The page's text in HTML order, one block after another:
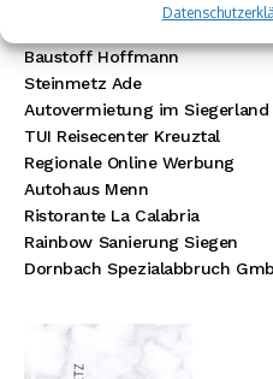
Baustoff Hoffmann
Steinmetz Ade
Autovermietung im Siegerland
TUI Reisecenter Kreuztal
Regionale Online Werbung
Autohaus Menn
Ristorante La Calabria
Rainbow Sanierung Siegen
Dornbach Spezialabbruch